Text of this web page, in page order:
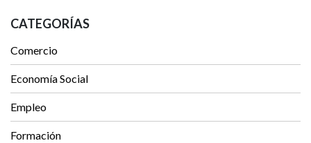
CATEGORÍAS
Comercio
Economía Social
Empleo
Formación